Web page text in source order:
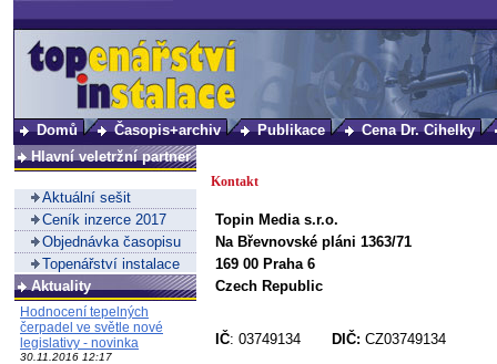
Domů Časopis+archiv Publikace
Cena Dr. Cihelky
Hlavní veletržní partner
Aktuální sešit
Ceník inzerce 2017
Objednávka časopisu
Topenářství instalace
Aktuality
Hodnocení tepelných
čerpadel ve světle nové
legislativy - novinka
30.11.2016 12:17
Kontakt
Topin Media s.r.o.
Na Břevnovské pláni 1363/71
169 00 Praha 6
Czech Republic
IČ: 03749134 DIČ: CZ03749134